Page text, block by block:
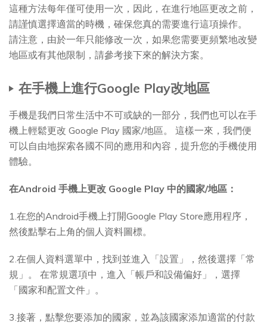
這種方法每年僅可使用一次，因此，在進行地區更改之前，
請謹慎選擇適當的時機，確保您真的需要進行這項操作。
請注意，由於一年只能修改一次，如果您需要更頻繁地改變
地區或有其他限制，請參考接下來的解決方案。
在手機上進行Google Play改地區
手機是我們日常生活中不可或缺的一部分，我們也可以在手
機上輕鬆更改 Google Play 國家/地區。 這樣一來，我們便
可以自由地探索各國不同的應用和內容，提升您的手機使用
體驗。
在Android 手機上更改 Google Play 中的國家/地區：
1.在您的Android手機上打開Google Play Store應用程序，
然後點擊右上角的個人資料圖標。
2.在個人資料選單中，找到並進入「設置」，然後選擇「常
規」。 在常規選項中，進入「帳戶和設備偏好」，選擇
「國家和配置文件」。
3.接著，點擊您要添加的國家，並為該國家添加適當的付款